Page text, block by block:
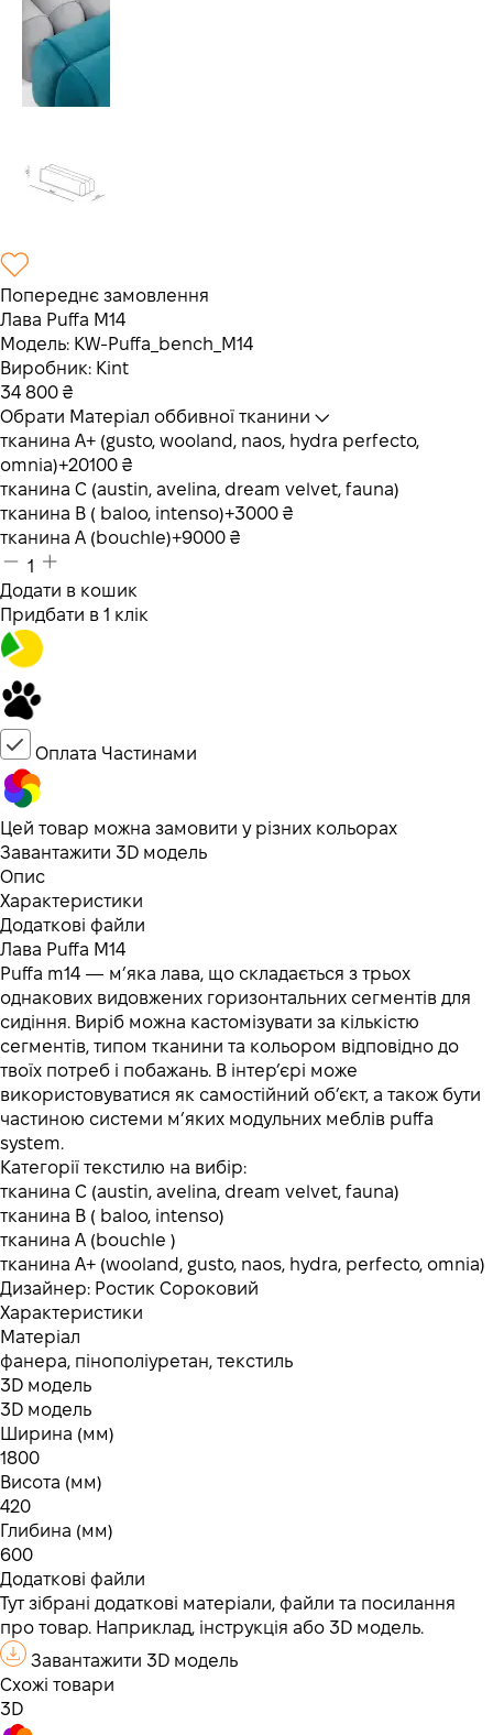
Попереднє замовлення
Лава Puffa M14
Модель: KW-Puffa_bench_M14
Виробник: Kint
34 800 ₴
Обрати Матеріал оббивної тканини
тканина А+ (gusto, wooland, naos, hydra perfecto,
omnia)+20100 ₴
тканина C (austin, avelina, dream velvet, fauna)
тканина B ( baloo, intenso)+3000 ₴
тканина А (bouchle)+9000 ₴
1
Додати в кошик
Придбати в 1 клік
Оплата Частинами
Цей товар можна замовити у різних кольорах
Завантажити 3D модель
Опис
Характеристики
Додаткові файли
Лава Puffa M14
Puffa m14 — м’яка лава, що складається з трьох
однакових видовжених горизонтальних сегментів для
сидіння. Виріб можна кастомізувати за кількістю
сегментів, типом тканини та кольором відповідно до
твоїх потреб і побажань. В інтер’єрі може
використовуватися як самостійний об’єкт, а також бути
частиною системи м’яких модульних меблів puffa
system.
Категорії текстилю на вибір:
тканина C (austin, avelina, dream velvet, fauna)
тканина B ( baloo, intenso)
тканина А (bouchle )
тканина А+ (wooland, gusto, naos, hydra, perfecto, omnia)
Дизайнер: Ростик Сороковий
Характеристики
Матеріал
фанера, пінополіуретан, текстиль
3D модель
3D модель
Ширина (мм)
1800
Висота (мм)
420
Глибина (мм)
600
Додаткові файли
Тут зібрані додаткові матеріали, файли та посилання
про товар. Наприклад, інструкція або 3D модель.
Завантажити 3D модель
Схожі товари
3D